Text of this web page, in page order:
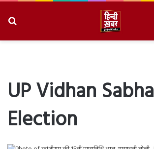
UP Vidhan Sabha
Election